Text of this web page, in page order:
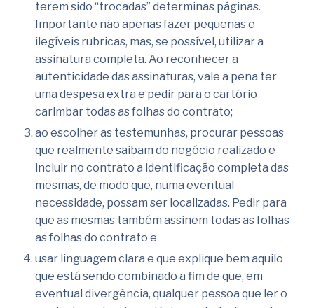
terem sido “trocadas” determinas páginas.
Importante não apenas fazer pequenas e
ilegíveis rubricas, mas, se possível, utilizar a
assinatura completa. Ao reconhecer a
autenticidade das assinaturas, vale a pena ter
uma despesa extra e pedir para o cartório
carimbar todas as folhas do contrato;
ao escolher as testemunhas, procurar pessoas
que realmente saibam do negócio realizado e
incluir no contrato a identificação completa das
mesmas, de modo que, numa eventual
necessidade, possam ser localizadas. Pedir para
que as mesmas também assinem todas as folhas
as folhas do contrato e
usar linguagem clara e que explique bem aquilo
que está sendo combinado a fim de que, em
eventual divergência, qualquer pessoa que ler o